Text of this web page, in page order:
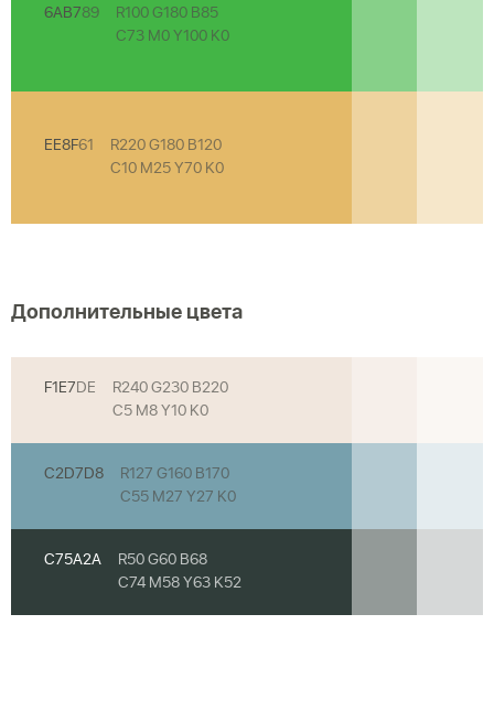
6AB789
R100 G180 B85
C73 M0 Y100 K0
EE8F61
R220 G180 B120
C10 M25 Y70 K0
Дополнительные цвета
F1E7DE
R240 G230 B220
C5 M8 Y10 K0
C2D7D8
R127 G160 B170
C55 M27 Y27 K0
C75A2A
R50 G60 B68
C74 M58 Y63 K52